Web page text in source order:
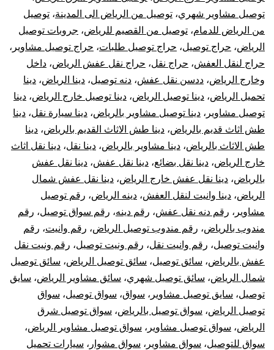
توصيل مشاوير شهري، توصيل من الرياض الى المدينة، توصيل
من الرياض للدمام، توصيل من القصيم للرياض، جروبات توصيل
الرياض، حراج توصيل، حراج توصيل طلبات، حراج توصيل مشاوير ،
حراج لنقل العفش، حراج نقل، حراج نقل عفش الرياض، داخل
وخارج الرياض، ددسن نقل عفش، دنه توصيل، دينا الرياض، دينا
تحميل الرياض، دينا توصيل الرياض، دينا توصيل خارج الرياض، دينا
توصيل مشاوير ، دينا توصيل مشاوير بالرياض، دينا سيارة نقل، دينا
طش اثاث قديم بالرياض، دينا طش الاثاث القديم بالرياض، دينا
طش الاثاث بالرياض، دينا مشاوير بالرياض، دينا نقل، دينا نقل اثاث
خارج الرياض، دينا نقل بضائع، دينا نقل عفش، دينا نقل عفش
بالرياض، دينا نقل عفش خارج الرياض، دينا نقل عفش شمال
الرياض، دينا وانيت لنقل العفش، دينه الرياض، رقم توصيل
مشاوير ، رقم دنه نقل عفش، رقم دينه، رقم سواق توصيل، رقم
مندوب بالرياض، رقم مندوب توصيل الرياض، رقم وانيت، رقم
وانيت توصيل، رقم وانيت نقل، رقم ونيت توصيل، رقم ونيت نقل
عفش بالرياض، سائق توصيل، سائق توصيل الرياض، سائق توصيل
شمال الرياض، سائق توصيل شهري، سائق مشاوير الرياض، سايق
توصيل، سايق توصيل مشاوير ، سواق، سواق توصيل، سواق
توصيل الرياض، سواق توصيل بالرياض، سواق توصيل شرق
الرياض، سواق توصيل مشاوير ، سواق توصيل مشاوير الرياض،
سواق للتوصيل، سواق مشاوير ، سواق مشوار ، سيارات تحميل